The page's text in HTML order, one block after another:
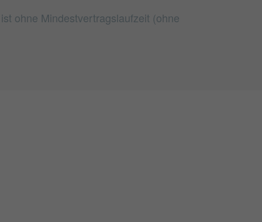
ohne Mindestvertragslaufzeit (ohne